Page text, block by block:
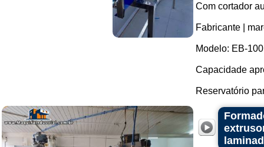
Com cortador
Fabricante |
Modelo: EB-
Capacidade
Reservatório